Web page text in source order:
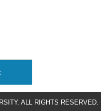
ALL RIGHTS RESERVED.